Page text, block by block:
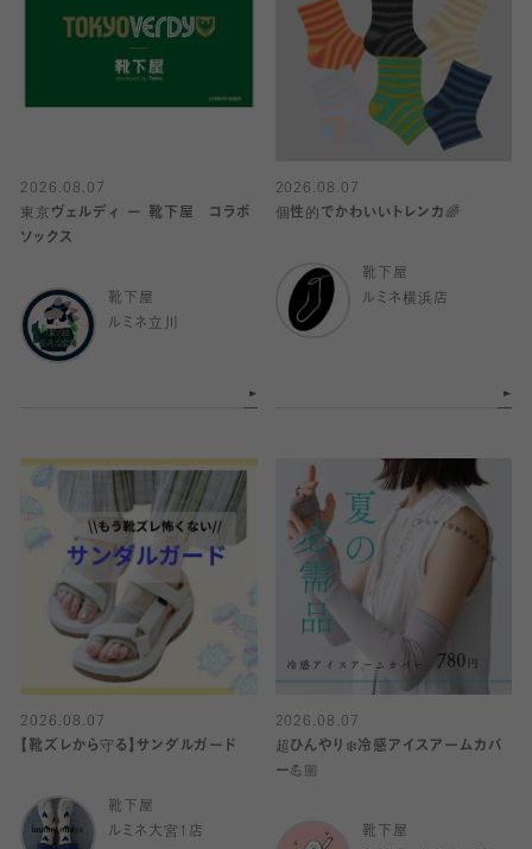
2026.08.07
東京ヴェルディ ー 靴下屋 コラボ
ソックス
靴下屋
ルミネ立川
2026.08.07
個性的でかわいいトレンカ🌈
靴下屋
ルミネ横浜店
2026.08.07
【靴ズレから守る】サンダルガード
靴下屋
ルミネ大宮1店
2026.08.07
超ひんやり❄️冷感アイスアームカバ
ー💪🏼
靴下屋